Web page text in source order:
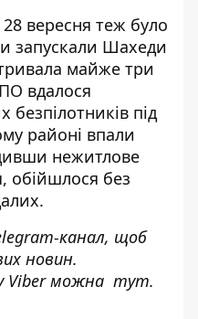
вересня теж було
запускали Шахеди
майже три
вдалося
під
районі впали
нежитлове
обійшлося без
канал, щоб
новин.
Viber можна тут.